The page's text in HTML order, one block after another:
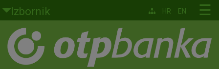
Skoči na glavni sadržaj
Izbornik
Građani
Privatno bankarstvo
☰
HR EN